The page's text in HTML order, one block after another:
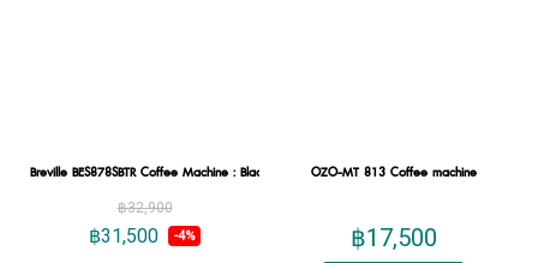
Breville BES878SBTR Coffee Machine : Black
฿32,900
฿31,500 -4%
OZO-MT 813 Coffee machine
฿17,500